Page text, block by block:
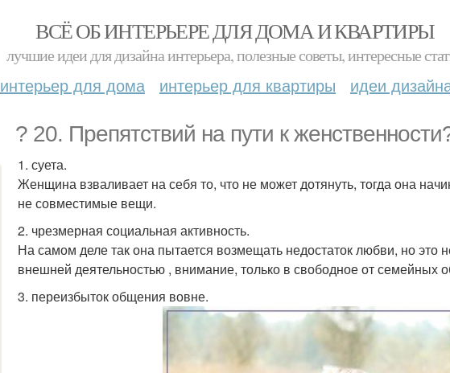
ВСЁ ОБ ИНТЕРЬЕРЕ ДЛЯ ДОМА И КВАРТИРЫ
лучшие идеи для дизайна интерьера, полезные советы, интересные
интерьер для дома интерьер для квартиры идеи
? 20. Препятствий на пути к
1. суета.
Женщина взваливает на себя то, что не может дотянуть, тогда она
не совместимые вещи.
2. чрезмерная социальная активность.
На самом деле так она пытается возмещать недостаток любви, но это
внешней деятельностью , внимание, только в свободное от семейных
3. переизбыток общения вовне.